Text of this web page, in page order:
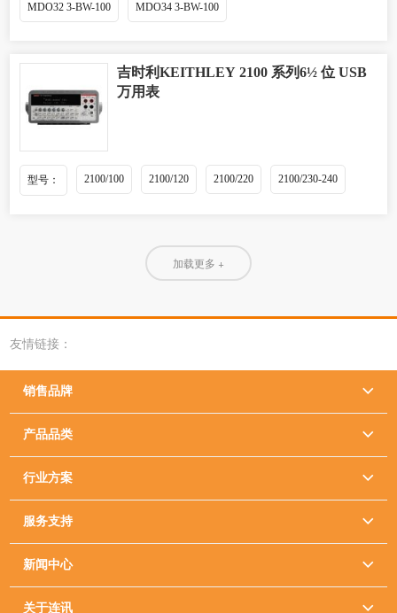
MDO32 3-BW-100 MDO34 3-BW-100
吉时利KEITHLEY 2100 系列6½ 位 USB
万用表
型号： 2100/100 2100/120 2100/220 2100/230-240
加载更多 +
友情链接：
销售品牌 
产品品类 
行业方案 
服务支持 
新闻中心 
关于连讯 